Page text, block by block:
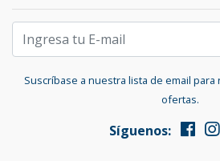
Suscríbase a nuestra lista de email
ofertas.
Síguenos: